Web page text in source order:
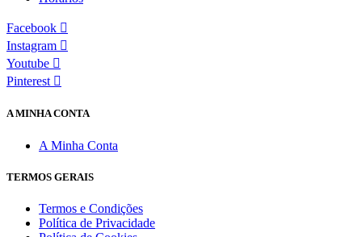
Facebook
Instagram
Youtube
Pinterest
A MINHA CONTA
A Minha Conta
TERMOS GERAIS
Termos e Condições
Política de Privacidade